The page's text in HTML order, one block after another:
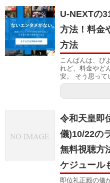
U-NEXTの
方法！料金
方法
こんばんは、ぴ
れど、料金やど
安。 そう思って
令和天皇即
儀)10/22の
無料視聴方
ケジュール
即位礼正殿の儀